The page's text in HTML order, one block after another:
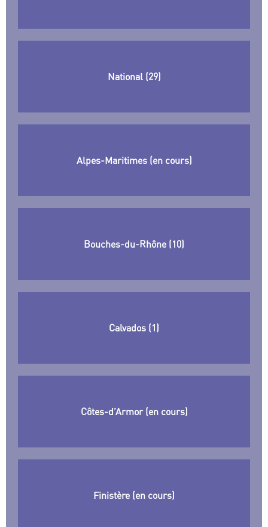
National (29)
Alpes-Maritimes (en cours)
Bouches-du-Rhône (10)
Calvados (1)
Côtes-d’Armor (en cours)
Finistère (en cours)